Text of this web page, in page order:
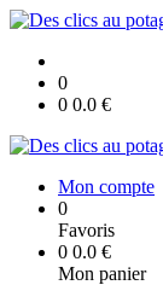
0
0 0.0 €
Mon compte
0
Favoris
0 0.0 €
Mon panier